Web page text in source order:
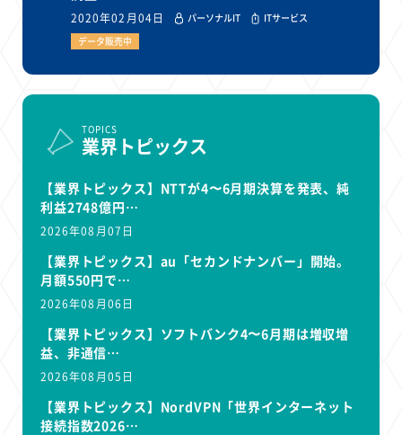
2020年02月04日 パーソナルIT
ITサービス
データ販売中
TOPICS
業界トピックス
【業界トピックス】NTTが4〜6月期決算を発表、純
利益2748億円…
2026年08月07日
【業界トピックス】au「セカンドナンバー」開始。
月額550円で…
2026年08月06日
【業界トピックス】ソフトバンク4〜6月期は増収増
益、非通信…
2026年08月05日
【業界トピックス】NordVPN「世界インターネット
接続指数2026…